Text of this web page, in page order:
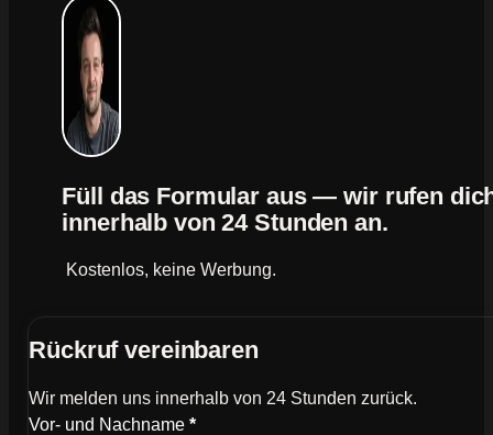
Rückruf vereinbaren
Wir melden uns innerhalb von 24 Stunden zurück.
Wie können wir dich kontaktieren?
Vor- und Nachname *
Füll das Formular aus — wir rufen
innerhalb von 24 Stunden an.
Kostenlos, keine Werbung.